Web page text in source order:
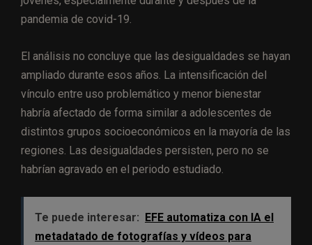
pandemia de covid-19.
El análisis no concluye que las desigualdades se hayan
ampliado durante esos años. La intensificación del
vínculo entre uso problemático y menor bienestar
habría afectado de forma similar a adolescentes de
distintos grupos socioeconómicos en la mayoría de las
regiones. Las desigualdades persisten, pero no se
habrían agravado en el periodo estudiado.
Te puede interesar:
EFE automatiza con IA el
metadatado de fotografías y vídeos para